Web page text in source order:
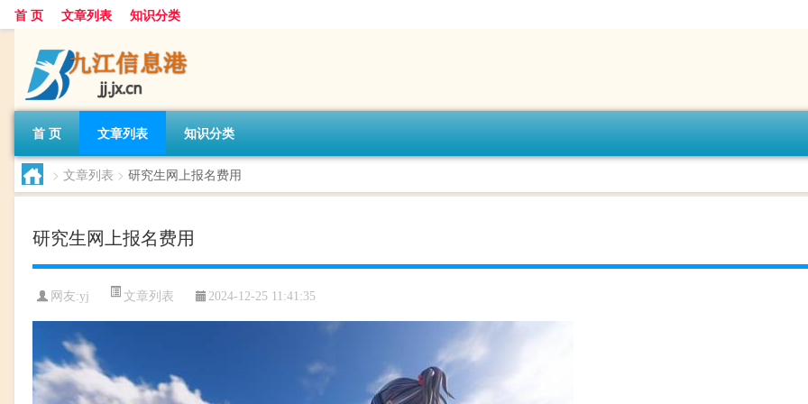
首 页 文章列表 知识分类
首 页 文章列表 知识分类
> 文章列表 > 研究生网上报名费用
研究生网上报名费用
网友:yj 文章列表 2024-12-25 11:41:35